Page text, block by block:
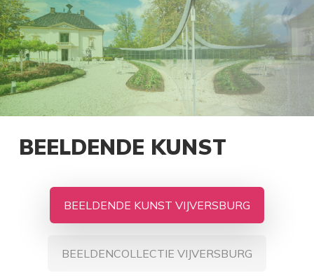
BEELDENDE KUNST
BEELDENDE KUNST VIJVERSBURG
BEELDENCOLLECTIE VIJVERSBURG